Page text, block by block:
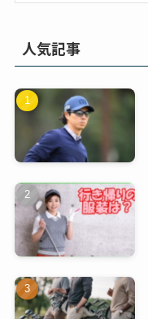
人気記事